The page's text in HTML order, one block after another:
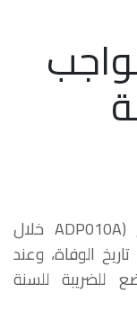
إقرار بمجموعدخلالهالك (نموذج (ADP010A خلال
الوفاة، وعند
للضريبة للسنة